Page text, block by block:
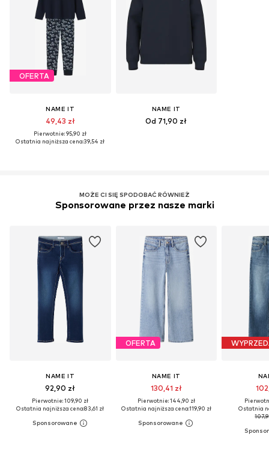
OFERTA
NAME IT
49,43 zł
Pierwotnie: 95,90 zł
Ostatnia najniższa cena:39,54 zł
NAME IT
Od 71,90 zł
MOŻE CI SIĘ SPODOBAĆ RÓWNIEŻ
Sponsorowane przez nasze marki
NAME IT
92,90 zł
Pierwotnie: 109,90 zł
Ostatnia najniższa cena:83,61 zł
OFERTA
NAME IT
130,41 zł
Pierwotnie: 144,90 zł
Ostatnia najniższa cena:119,90 zł
Ostatnia